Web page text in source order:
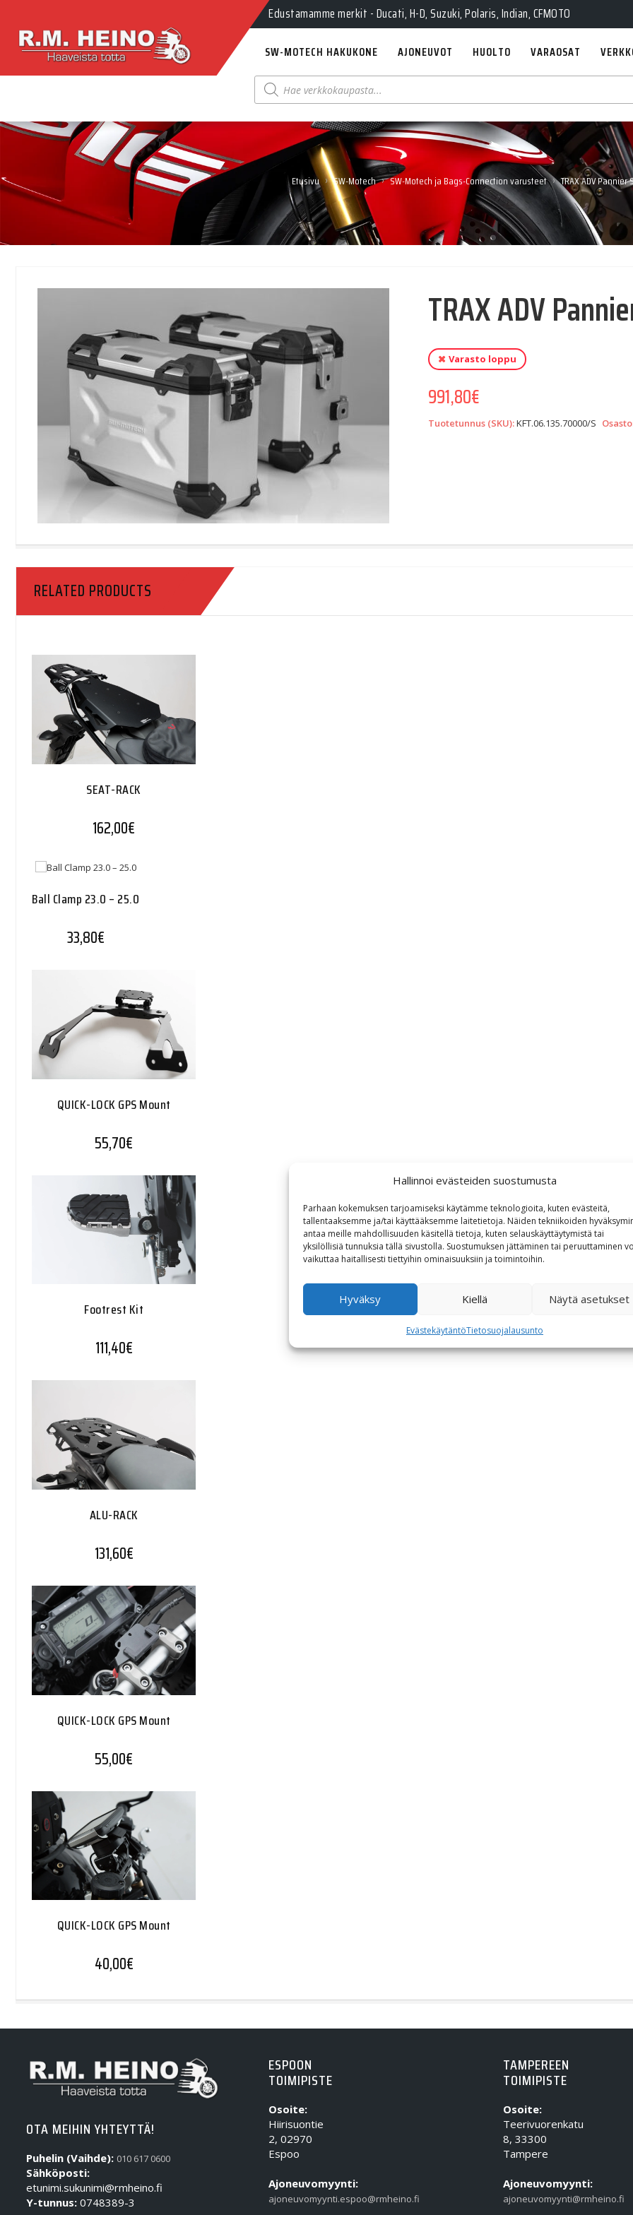
Hallinnoi evästeiden suostumusta
Parhaan kokemuksen tarjoamiseksi käytämme teknologioita, kuten evästeitä,
tallentaaksemme ja/tai käyttääksemme laitetietoja. Näiden tekniikoiden
antaa meille mahdollisuuden käsitellä tietoja, kuten selauskäyttäytymistä tai
yksilöllisiä tunnuksia tällä sivustolla. Suostumuksen jättäminen tai peruuttaminen
vaikuttaa haitallisesti tiettyihin ominaisuuksiin ja toimintoihin.
Hyväksy Kiellä Näytä asetukset
EvästekäytäntöTietosuojalausunto
Edustamamme merkit - Ducati, H-D, Suzuki, Polaris, Indian, CFMOTO
SW-MOTECH HAKUKONE AJONEUVOT HUOLTO VARAOSAT
Products
search
Etusivu › SW-Motech › SW-Motech ja Bags-Connection varusteet › TRAX ADV Pannier
TRAX ADV
Varasto loppu
991,80€
Tuotetunnus (SKU):KFT.06.135.70000/S
RELATED PRODUCTS
SEAT-RACK
162,00€
Ball Clamp 23.0 – 25.0
33,80€
QUICK-LOCK GPS Mount
55,70€
Footrest Kit
111,40€
ALU-RACK
131,60€
QUICK-LOCK GPS Mount
55,00€
QUICK-LOCK GPS Mount
40,00€
OTA MEIHIN YHTEYTTÄ!
Puhelin (Vaihde): 010 617 0600
Sähköposti:
etunimi.sukunimi@rmheino.fi
Y-tunnus: 0748389-3
ESPOON
TOIMIPISTE
Osoite:
Hiirisuontie
2, 02970
Espoo
Ajoneuvomyynti:
ajoneuvomyynti.espoo@rmheino.fi
TAMPEREEN
TOIMIPISTE
Osoite:
Teerivuorenkatu
8, 33300
Tampere
Ajoneuvomyynti:
ajoneuvomyynti@rmheino.fi